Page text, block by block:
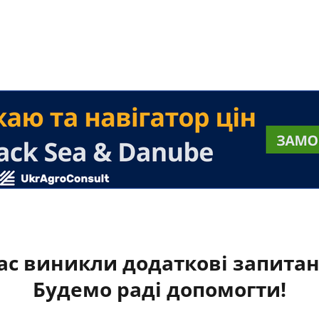
виникли додаткові
Будемо раді допомогти!